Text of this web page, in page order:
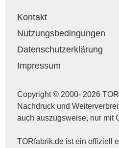
Kontakt
Nutzungsbedingungen
Datenschutzerklärung
Impressum
Copyright © 2000- 2026
Nachdruck und
auch auszugsweise, nur mit
TORfabrik.de ist ein offiziell